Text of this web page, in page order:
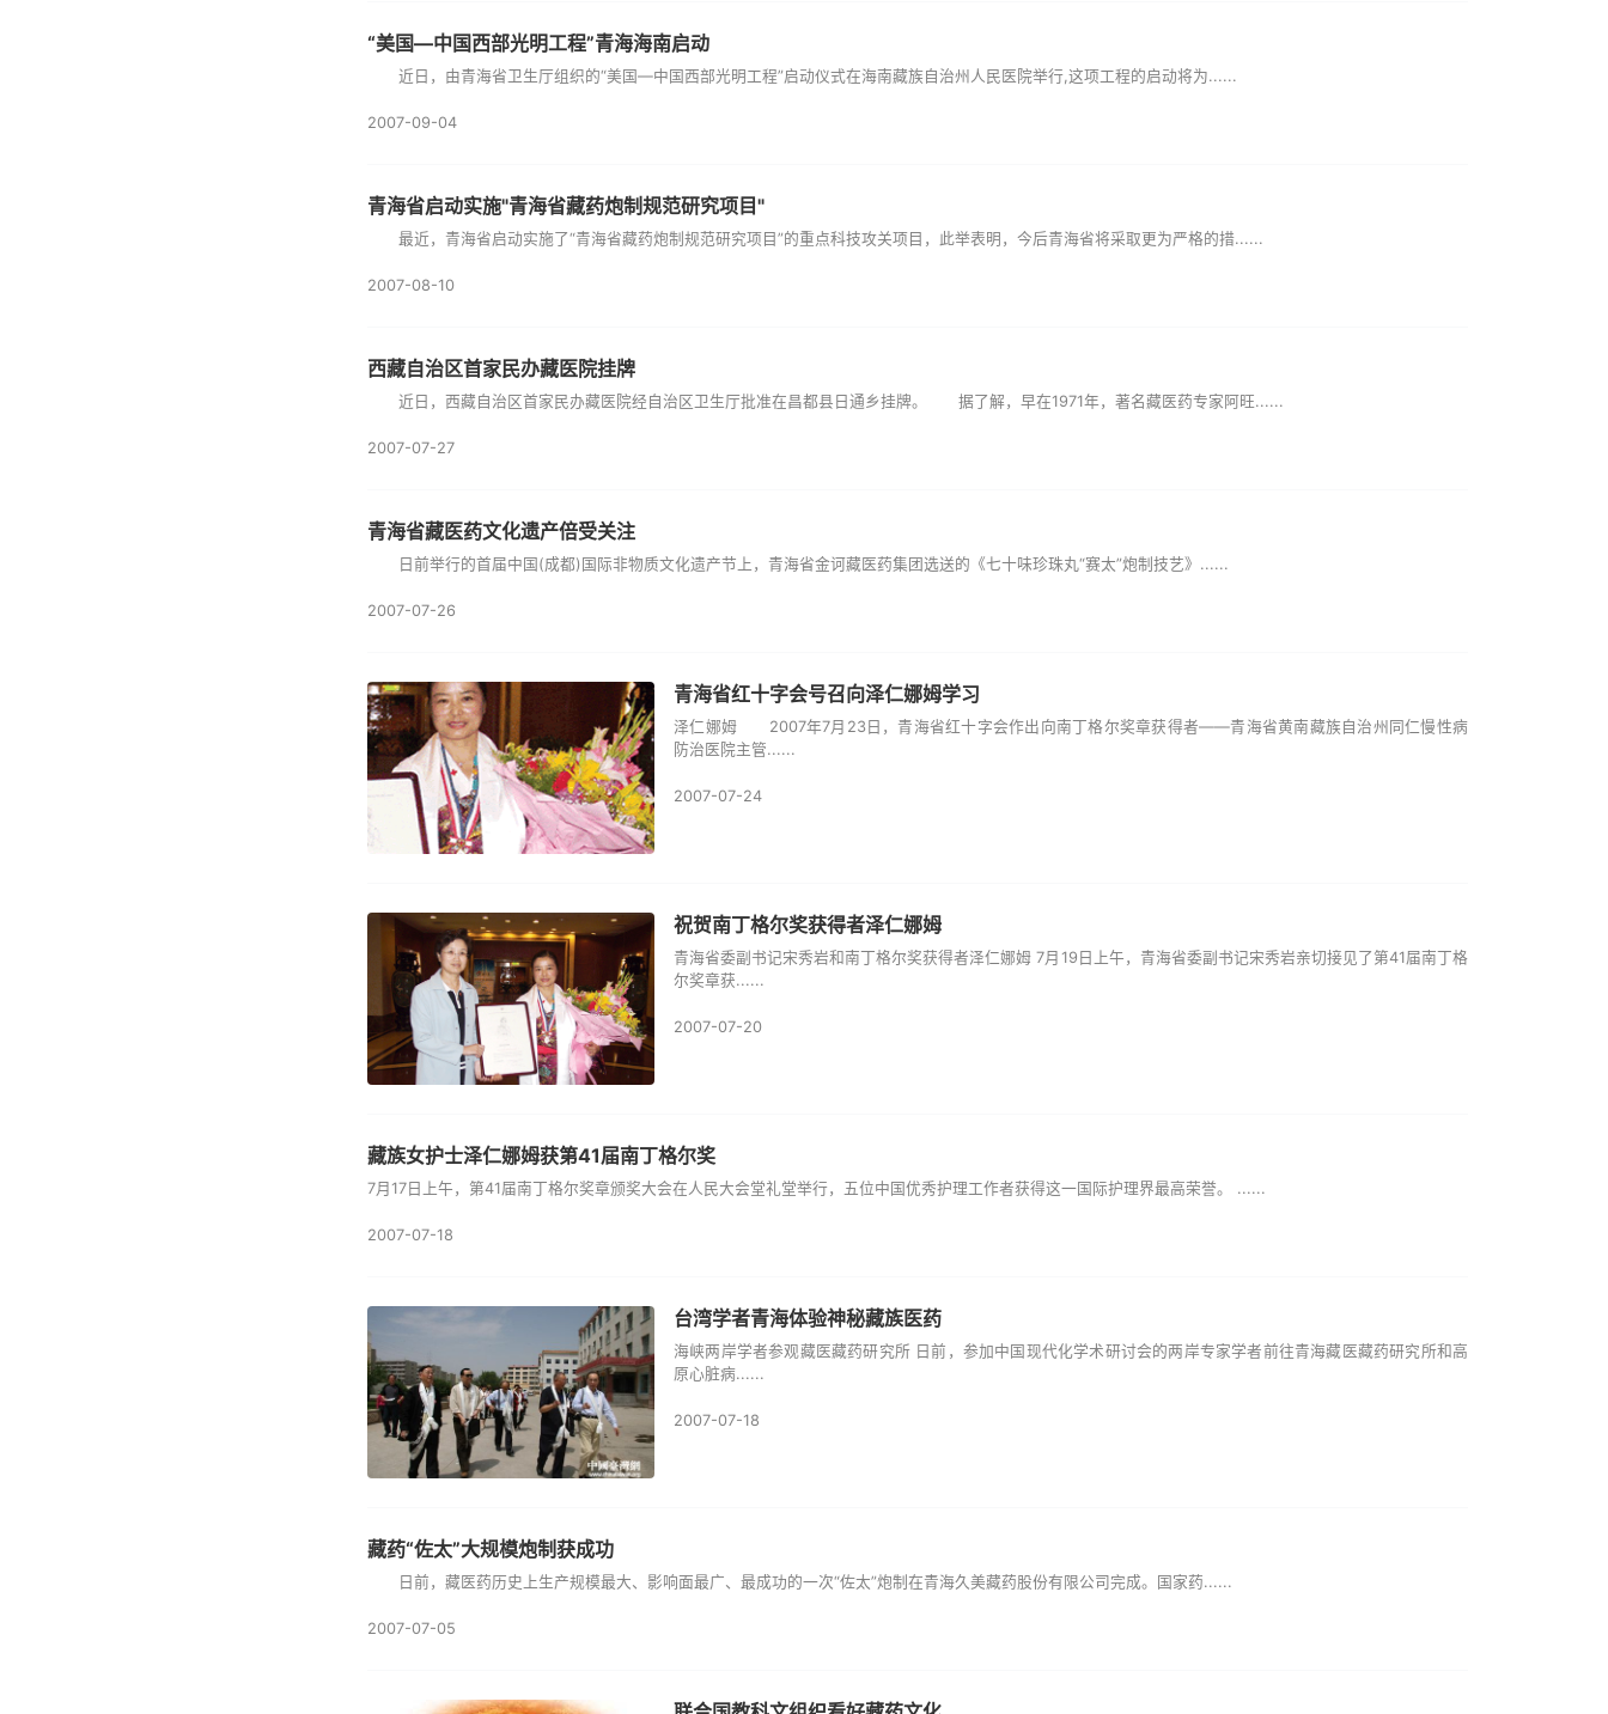
“美国—中国西部光明工程”青海海南启动
近日，由青海省卫生厅组织的“美国—中国西部光明工程”启动仪式在海南藏族自治州人民医院举行,这项工程的启动将为......
2007-09-04
青海省启动实施"青海省藏药炮制规范研究项目"
最近，青海省启动实施了“青海省藏药炮制规范研究项目”的重点科技攻关项目，此举表明，今后青海省将采取更为严格的措......
2007-08-10
西藏自治区首家民办藏医院挂牌
近日，西藏自治区首家民办藏医院经自治区卫生厅批准在昌都县日通乡挂牌。 据了解，早在1971年，著名藏医药专家阿旺......
2007-07-27
青海省藏医药文化遗产倍受关注
日前举行的首届中国(成都)国际非物质文化遗产节上，青海省金诃藏医药集团选送的《七十味珍珠丸“赛太”炮制技艺》......
2007-07-26
青海省红十字会号召向泽仁娜姆学习
泽仁娜姆 2007年7月23日，青海省红十字会作出向南丁格尔奖章获得者——青海省黄南藏族自治州同仁慢性病
防治医院主管......
2007-07-24
祝贺南丁格尔奖获得者泽仁娜姆
青海省委副书记宋秀岩和南丁格尔奖获得者泽仁娜姆 7月19日上午，青海省委副书记宋秀岩亲切接见了第41届南丁格
尔奖章获......
2007-07-20
藏族女护士泽仁娜姆获第41届南丁格尔奖
7月17日上午，第41届南丁格尔奖章颁奖大会在人民大会堂礼堂举行，五位中国优秀护理工作者获得这一国际护理界最高荣誉。 ......
2007-07-18
台湾学者青海体验神秘藏族医药
海峡两岸学者参观藏医藏药研究所 日前，参加中国现代化学术研讨会的两岸专家学者前往青海藏医藏药研究所和高
原心脏病......
2007-07-18
藏药“佐太”大规模炮制获成功
日前，藏医药历史上生产规模最大、影响面最广、最成功的一次“佐太”炮制在青海久美藏药股份有限公司完成。国家药......
2007-07-05